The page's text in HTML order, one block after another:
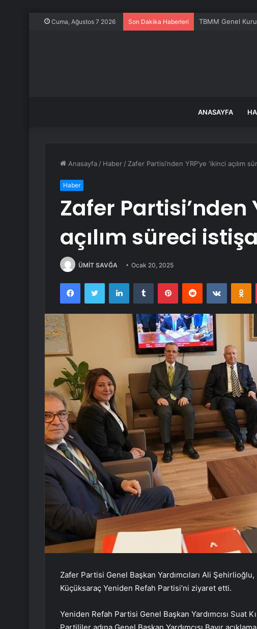
Cuma, Ağustos 7 2026 Son Dakika Haberleri TBMM Genel
ANASAYFA
Anasayfa / Haber / Zafer Partisi’nden YRP’ye ‘ikinci açılım
Haber
Zafer Partisi’nden
açılım süreci
ÜMİT SAVĞA Ocak 20, 2025
FacebookTwitter LinkedInTumblr PinterestReddit
Zafer Partisi Genel Başkan Yardımcıları Ali
Küçüksaraç Yeniden Refah Partisi’ni ziyaret etti.
Yeniden Refah Partisi Genel Başkan Yardımcısı Suat